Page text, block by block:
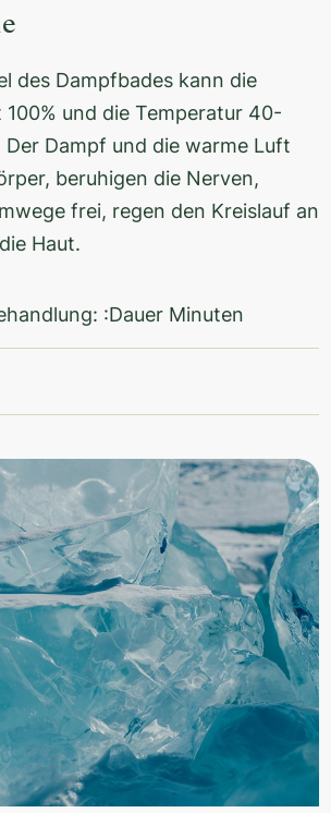
des Dampfbades kann die
und die Temperatur 40-
Der Dampf und die warme Luft
beruhigen die Nerven,
frei, regen den Kreislauf an
Haut.
:Dauer Minuten